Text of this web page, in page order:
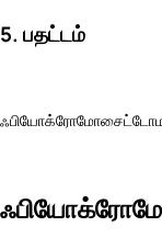
5. பதட்டம்